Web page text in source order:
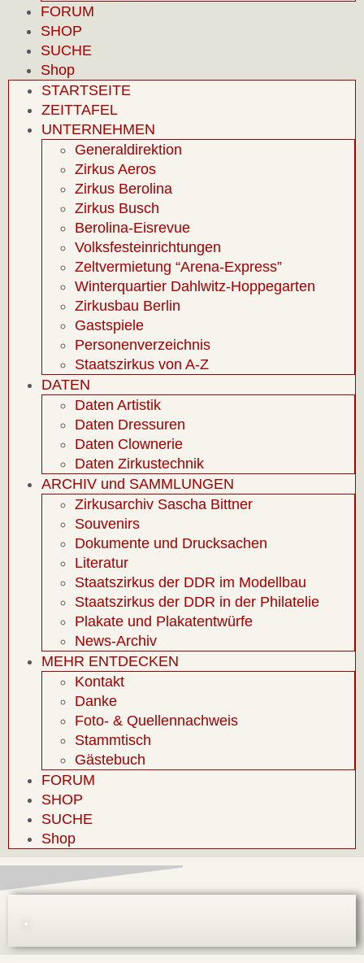
FORUM
SHOP
SUCHE
Shop
STARTSEITE
ZEITTAFEL
UNTERNEHMEN
Generaldirektion
Zirkus Aeros
Zirkus Berolina
Zirkus Busch
Berolina-Eisrevue
Volksfesteinrichtungen
Zeltvermietung “Arena-Express”
Winterquartier Dahlwitz-Hoppegarten
Zirkusbau Berlin
Gastspiele
Personenverzeichnis
Staatszirkus von A-Z
DATEN
Daten Artistik
Daten Dressuren
Daten Clownerie
Daten Zirkustechnik
ARCHIV und SAMMLUNGEN
Zirkusarchiv Sascha Bittner
Souvenirs
Dokumente und Drucksachen
Literatur
Staatszirkus der DDR im Modellbau
Staatszirkus der DDR in der Philatelie
Plakate und Plakatentwürfe
News-Archiv
MEHR ENTDECKEN
Kontakt
Danke
Foto- & Quellennachweis
Stammtisch
Gästebuch
FORUM
SHOP
SUCHE
Shop